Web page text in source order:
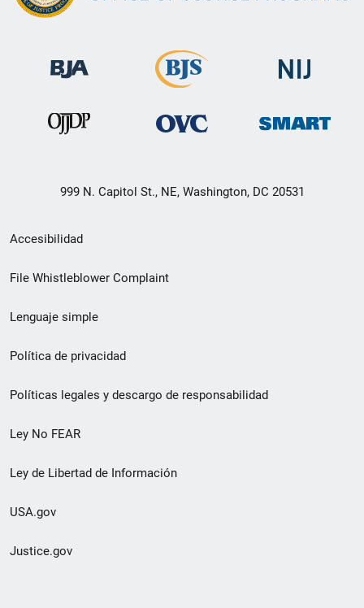
999 N. Capitol St., NE, Washington, DC 20531
Menú
de
de
pie
de
página
Accesibilidad
File Whistleblower Complaint
Lenguaje simple
Política de privacidad
Políticas legales y descargo de responsabilidad
Ley No FEAR
Ley de Libertad de Información
USA.gov
Justice.gov